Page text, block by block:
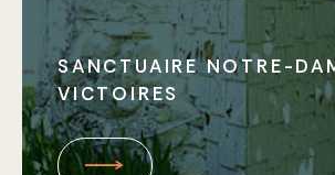
SANCTUAIRE NOTRE-
VICTOIRES